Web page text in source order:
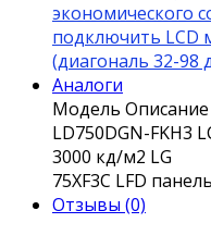
экономического
подключить LCD
(диагональ 32-
Аналоги
Модель Описание
LD750DGN-FKH3
3000 кд/м2 LG
75XF3C LFD
Отзывы (0)